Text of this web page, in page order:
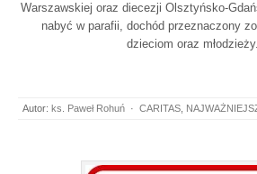
Warszawskiej oraz diecezji Olsztyńsko-
nabyć w parafii, dochód przeznaczony
dzieciom oraz młodzieży.
Autor: ks. Paweł Rohuń · CARITAS,